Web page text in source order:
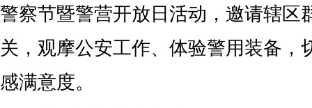
警察节暨警营开放日活动，邀请辖区
关，观摩公安工作、体验警用装备，
感满意度。